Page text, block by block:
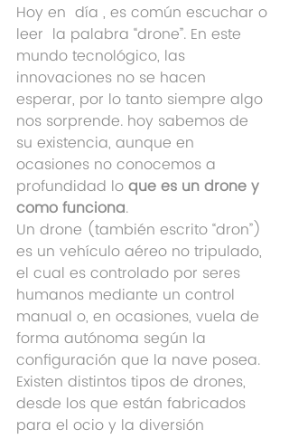
Hoy en  día , es común escuchar o
leer  la palabra “drone”. En este
mundo tecnológico, las
innovaciones no se hacen
esperar, por lo tanto siempre algo
nos sorprende. hoy sabemos de
su existencia, aunque en
ocasiones no conocemos a
profundidad lo que es un drone y
como funciona.
Un drone (también escrito “dron”)
es un vehículo aéreo no tripulado,
el cual es controlado por seres
humanos mediante un control
manual o, en ocasiones, vuela de
forma autónoma según la
configuración que la nave posea.
Existen distintos tipos de drones,
desde los que están fabricados
para el ocio y la diversión